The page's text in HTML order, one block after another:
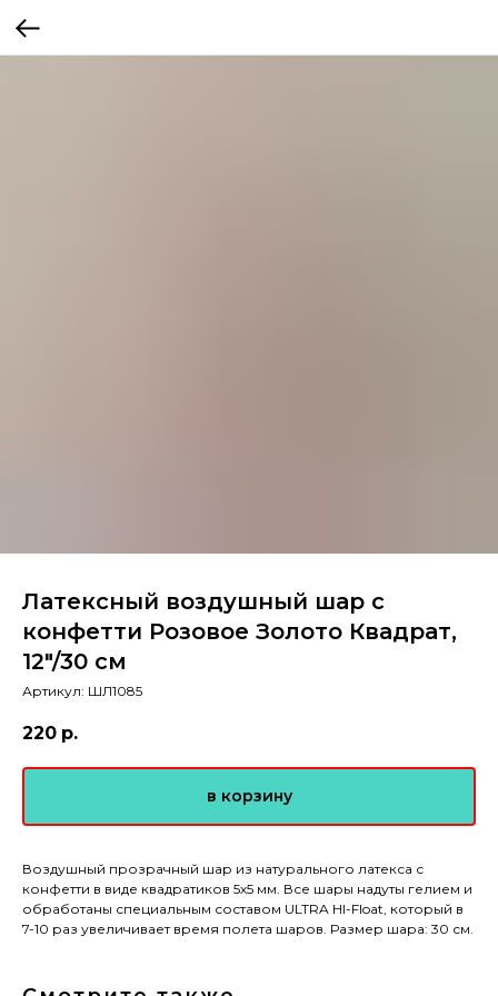
Латексный воздушный шар с
конфетти Розовое Золото Квадрат,
12"/30 см
Артикул: ШЛ1085
220 р.
в корзину
Воздушный прозрачный шар из натурального латекса с
конфетти в виде квадратиков 5х5 мм. Все шары надуты гелием и
обработаны специальным составом ULTRA HI-Float, который в
7-10 раз увеличивает время полета шаров. Размер шара: 30 см.